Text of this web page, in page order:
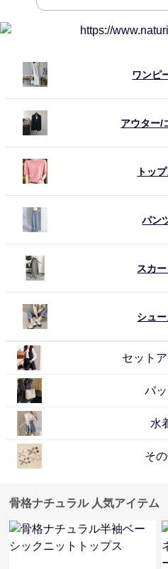
ワンピ
アウター/
トッ
パン
スカー
シュ
セット
バ
水
そ
骨格ナチュラル 人気アイテム